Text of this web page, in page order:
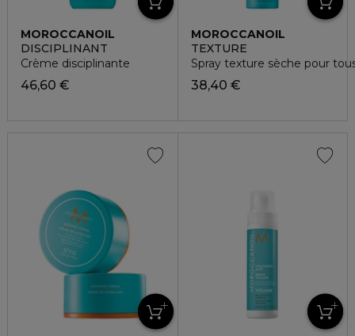
MOROCCANOIL
DISCIPLINANT
Crème disciplinante
46,60 €
MOROCCANOIL
TEXTURE
Spray texture sèche pour
38,40 €